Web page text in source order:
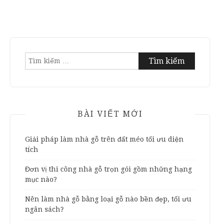
Tìm
BÀI VIẾT MỚI
Giải pháp làm nhà gỗ trên đất méo tối ưu diện
tích
Đơn vị thi công nhà gỗ trọn gói gồm những hạng
mục nào?
Nên làm nhà gỗ bằng loại gỗ nào bền đẹp, tối ưu
ngân sách?